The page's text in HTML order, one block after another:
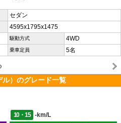
セダン
4595x1795x1475
駆動方式 4WD
乗車定員 5名
）のグレード一覧
10・15
-km/L